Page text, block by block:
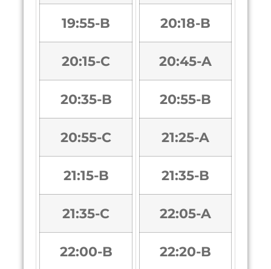
19:55-B
20:15-C
20:35-B
20:55-C
21:15-B
21:35-C
22:00-B
20:18-B
20:45-A
20:55-B
21:25-A
21:35-B
22:05-A
22:20-B